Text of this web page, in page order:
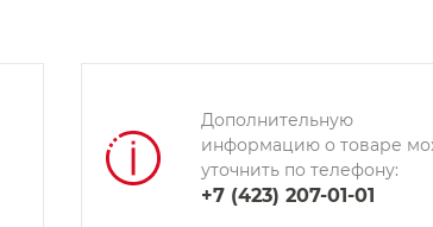
Дополнительную
информацию о товаре
уточнить по телефону:
+7 (423) 207-01-01